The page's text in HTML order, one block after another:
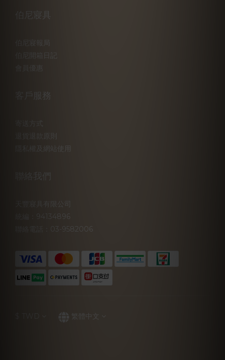
伯尼寢具
伯尼寢報局
伯尼開箱日記
客戶服務
退貨退款原則
隱私權及網站使用
聯絡我們
天豐寢具有限公司
統編：94134896
聯絡電話：03-9582006
繁體中文